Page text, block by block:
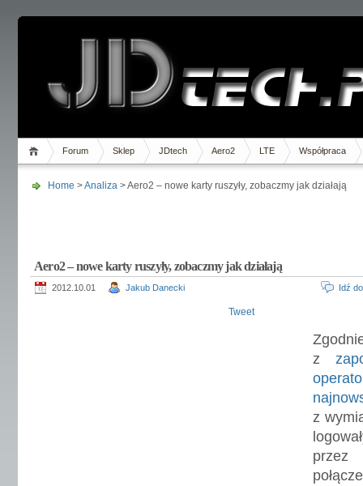
Forum Sklep JDtech Aero2 LTE Współpraca
Home >Analiza > Aero2 – nowe karty ruszyły, zobaczmy jak działają
Aero2 – nowe karty ruszyły, zobaczmy jak działają
2012.10.01 Jakub Danecki Idź
Tweet
z
z
przez